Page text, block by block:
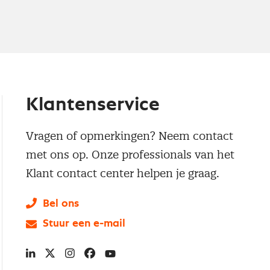
Klantenservice
Vragen of opmerkingen? Neem contact
met ons op. Onze professionals van het
Klant contact center helpen je graag.
Bel ons
Stuur een e-mail
LinkedIn
X Instagram
Facebook
YouTube